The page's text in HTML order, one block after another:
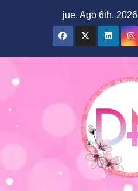
jue. Ago 6th, 2026